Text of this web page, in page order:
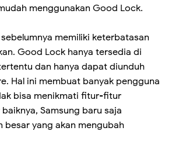
menggunakan Good Lock.
memiliki keterbatasan
Good Lock hanya tersedia di
dan hanya dapat diunduh
Hal ini membuat banyak pengguna
bisa menikmati fitur-fitur
Samsung baru saja
besar yang akan mengubah